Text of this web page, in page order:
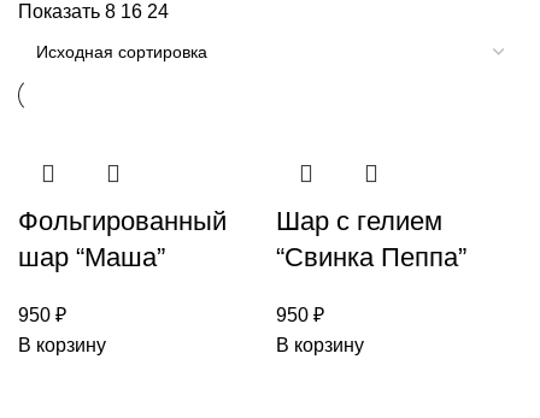
Показать 8 16 24
Фольгированный
шар “Маша”
950 ₽
В корзину
Шар с гелием
“Свинка Пеппа”
950 ₽
В корзину